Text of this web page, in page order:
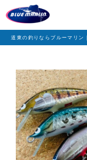
道東の釣りならブルーマリン